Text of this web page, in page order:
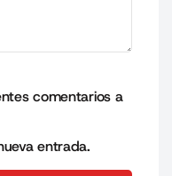
comentarios a
entrada.